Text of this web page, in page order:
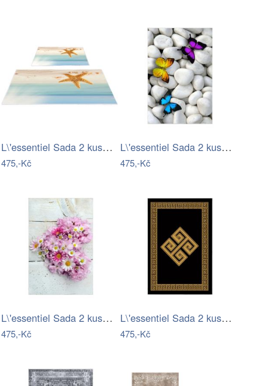
L\'essentiel Sada 2 kusů koupelnových…
475,-Kč
L\'essentiel Sada 2 kusů koupelnových…
475,-Kč
L\'essentiel Sada 2 kusů koupelnových…
475,-Kč
L\'essentiel Sada 2 kusů koupelnových…
475,-Kč